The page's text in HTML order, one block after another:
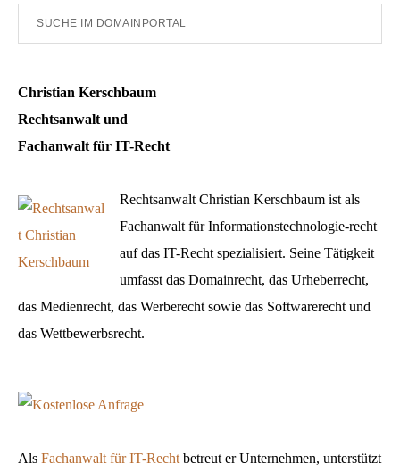
Suche
im
Christian Kerschbaum
Rechtsanwalt und
Fachanwalt für IT-Recht
Rechtsanwalt Christian Kerschbaum ist als
Fachanwalt für Informationstechnologie-recht
auf das IT-Recht spezialisiert. Seine Tätigkeit
umfasst das Domainrecht, das Urheberrecht,
das Medienrecht, das Werberecht sowie das Softwarerecht und
das Wettbewerbsrecht.
Als Fachanwalt für IT-Recht betreut er Unternehmen, unterstützt